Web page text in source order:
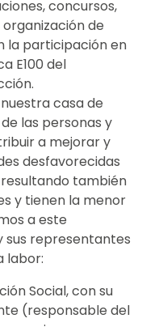
concursos,
de
la participación en
E100 del
casa de
las personas y
a mejorar y
desfavorecidas
también
y tienen la menor
a este
sus representantes
labor:
Social, con su
(responsable del